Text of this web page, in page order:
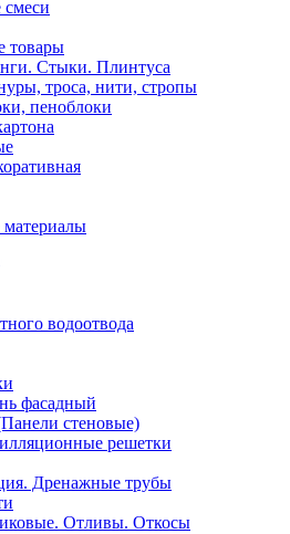
товары
Стыки. Плинтуса
троса, нити, стропы
пеноблоки
материалы
водоотвода
фасадный
стеновые)
решетки
Дренажные трубы
Отливы. Откосы